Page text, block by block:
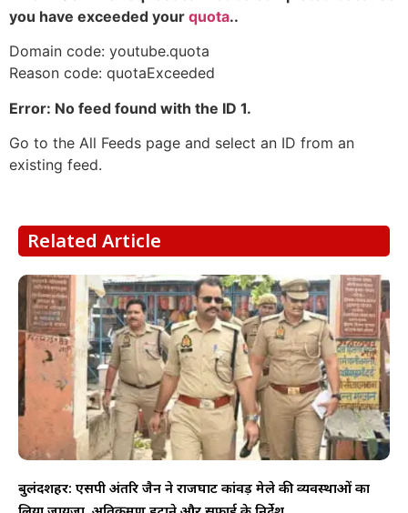
you have exceeded your quota..
Domain code: youtube.quota
Reason code: quotaExceeded
Error: No feed found with the ID 1.
Go to the All Feeds page and select an ID from an
existing feed.
Related Article
बुलंदशहर: एसपी अंतरिक्ष जैन ने राजघाट कांवड़ मेले की व्यवस्थाओं का